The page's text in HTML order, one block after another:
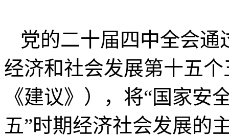
党的二十届四中全会
经济和社会发展第十五
《建议》），将“国家安
五”时期经济社会发展的